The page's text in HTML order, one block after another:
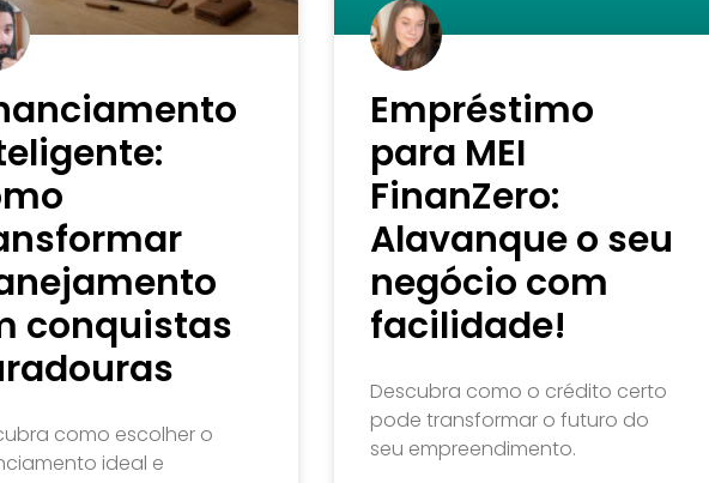
conquistas
como escolher o
ideal e
Empréstimo
para MEI
FinanZero:
Alavanque o seu
negócio com
facilidade!
Descubra como o crédito certo
pode transformar o futuro do
seu empreendimento.